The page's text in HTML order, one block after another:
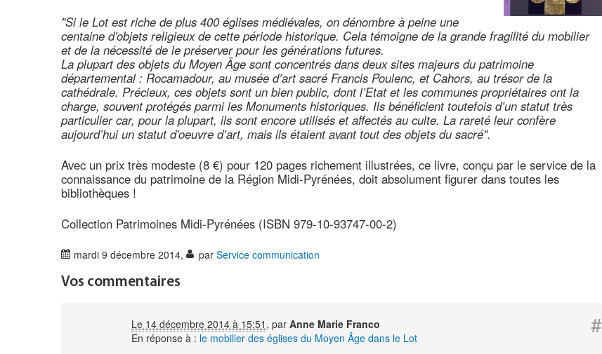
"Si le Lot est riche de plus 400 églises médiévales, on dénombre à peine une
centaine d’objets religieux de cette période historique. Cela témoigne de la grande fragilité du mobilier
et de la nécessité de le préserver pour les générations futures.
La plupart des objets du Moyen Âge sont concentrés dans deux sites majeurs du patrimoine
départemental : Rocamadour, au musée d’art sacré Francis Poulenc, et Cahors, au trésor de la
cathédrale. Précieux, ces objets sont un bien public, dont l’Etat et les communes propriétaires ont la
charge, souvent protégés parmi les Monuments historiques. Ils bénéficient toutefois d’un statut très
particulier car, pour la plupart, ils sont encore utilisés et affectés au culte. La rareté leur confère
aujourd’hui un statut d’oeuvre d’art, mais ils étaient avant tout des objets du sacré".
Avec un prix très modeste (8 €) pour 120 pages richement illustrées, ce livre, conçu par le service de la
connaissance du patrimoine de la Région Midi-Pyrénées, doit absolument figurer dans toutes les
bibliothèques !
Collection Patrimoines Midi-Pyrénées (ISBN 979-10-93747-00-2)
mardi 9 décembre 2014, par Service communication
Vos commentaires
#
Le 14 décembre 2014 à 15:51 , par Anne Marie Franco
En réponse à : le mobilier des églises du Moyen Âge dans le Lot